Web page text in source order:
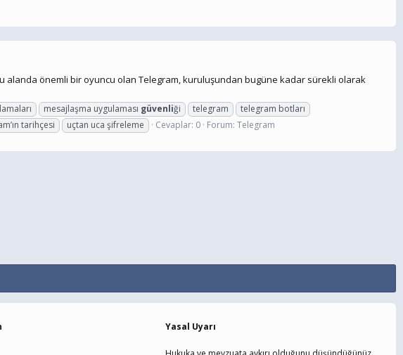
alanda önemli bir oyuncu olan Telegram, kuruluşundan bugüne kadar sürekli olarak
mesajlaşma uygulaması güvenliği telegram
telegram botları
tarihçesi uçtan uca şifreleme Cevaplar: 0 Forum: Telegram
Yasal Uyarı